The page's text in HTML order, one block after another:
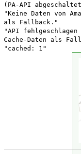
(PA-API
"Keine Daten von
als Fallback."
"API fehlgeschlagen
Cache-Daten als
"cached: 1"